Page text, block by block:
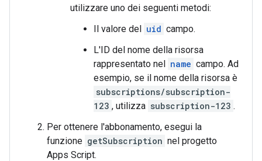
utilizzare uno dei seguenti metodi:
Il valore del uid campo.
L'ID del nome della risorsa
rappresentato nel name campo. Ad
esempio, se il nome della risorsa è
subscriptions/subscription-
123 , utilizza subscription-123 .
Per ottenere l'abbonamento, esegui la
funzione getSubscription nel progetto
Apps Script.